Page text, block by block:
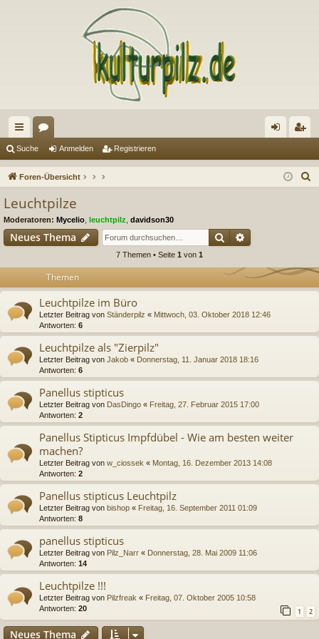
ch
ne
riff
en m ist
Suche Anmelden Registrieren
Foren-Übersicht
Leuchtpilze
Moderatoren: Mycelio leuchtpilz davidson30
Neues Thema Suche
7 Themen • Seite 1 von 1
Themen
Leuchtpilze im Büro
Letzter Beitrag von Ständerpilz « Mittwoch, 03. Oktober 2018 12:46
Antworten: 6
Leuchtpilze als "Zierpilz"
Letzter Beitrag von Jakob « Donnerstag, 11. Januar 2018 18:16
Antworten: 6
Panellus stipticus
Letzter Beitrag von DasDingo « Freitag, 27. Februar 2015 17:00
Antworten: 2
Panellus Stipticus Impfdübel - Wie am besten weiter
machen?
Letzter Beitrag von w_ciossek « Montag, 16. Dezember 2013 14:08
Antworten: 2
Panellus stipticus Leuchtpilz
Letzter Beitrag von bishop « Freitag, 16. September 2011 01:09
Antworten: 8
panellus stipticus
Letzter Beitrag von Pilz_Narr « Donnerstag, 28. Mai 2009 11:06
Antworten: 14
Leuchtpilze !!!
Letzter Beitrag von Pilzfreak « Freitag, 07. Oktober 2005 10:58
Antworten: 20 1 2
Neues Thema